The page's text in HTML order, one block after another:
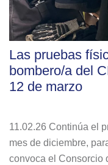
Las pruebas
bombero/a del
12 de marzo
11.02.26 Continúa el
mes de diciembre,
convoca el Consorcio